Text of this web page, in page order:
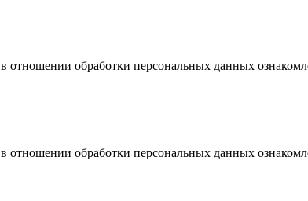
в отношении обработки персональных данных
в отношении обработки персональных данных